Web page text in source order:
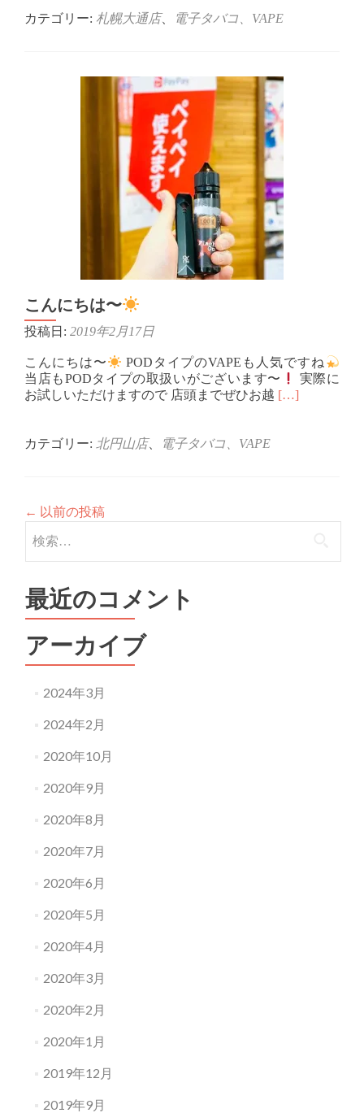
about
う
ご
ざ
ま
す
VAPEstore
通
で
す！
カテゴリー: 札幌大通店、 電子タバコ、VAPE
こんにちは〜
投稿日: 2019年2月17日
こんにちは〜
PODタイプのVAPEも人気ですね
当店もPODタイプの取扱いがございます〜
実際に
お試しいただけますので 店頭までぜひお越 Read
[…]
カテゴリー: 北円山店、 電子タバコ、VAPE
← 以前の投稿
索:
最近のコメント
アーカイブ
2024年3月
2024年2月
2020年10月
2020年9月
2020年8月
2020年7月
2020年6月
2020年5月
2020年4月
2020年3月
2020年2月
2020年1月
2019年12月
2019年9月